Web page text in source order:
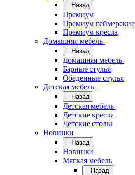
Назад
Премиум
Премиум геймерские
Премиум кресла
Домашняя мебель
Назад
Домашняя мебель
Барные стулья
Обеденные стулья
Детская мебель
Назад
Детская мебель
Детские кресла
Детские столы
Новинки
Назад
Новинки
Мягкая мебель
Назад